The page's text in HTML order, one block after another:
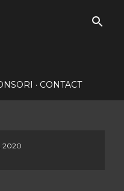
CONTACT
2020